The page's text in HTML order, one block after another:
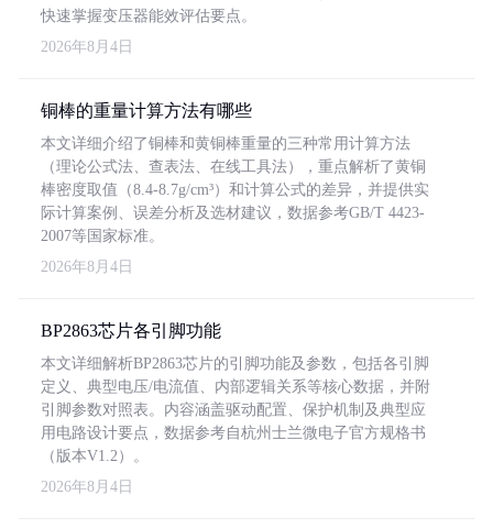
快速掌握变压器能效评估要点。
2026年8月4日
铜棒的重量计算方法有哪些
本文详细介绍了铜棒和黄铜棒重量的三种常用计算方法
（理论公式法、查表法、在线工具法），重点解析了黄铜
棒密度取值（8.4-8.7g/cm³）和计算公式的差异，并提供实
际计算案例、误差分析及选材建议，数据参考GB/T 4423-
2007等国家标准。
2026年8月4日
BP2863芯片各引脚功能
本文详细解析BP2863芯片的引脚功能及参数，包括各引脚
定义、典型电压/电流值、内部逻辑关系等核心数据，并附
引脚参数对照表。内容涵盖驱动配置、保护机制及典型应
用电路设计要点，数据参考自杭州士兰微电子官方规格书
（版本V1.2）。
2026年8月4日